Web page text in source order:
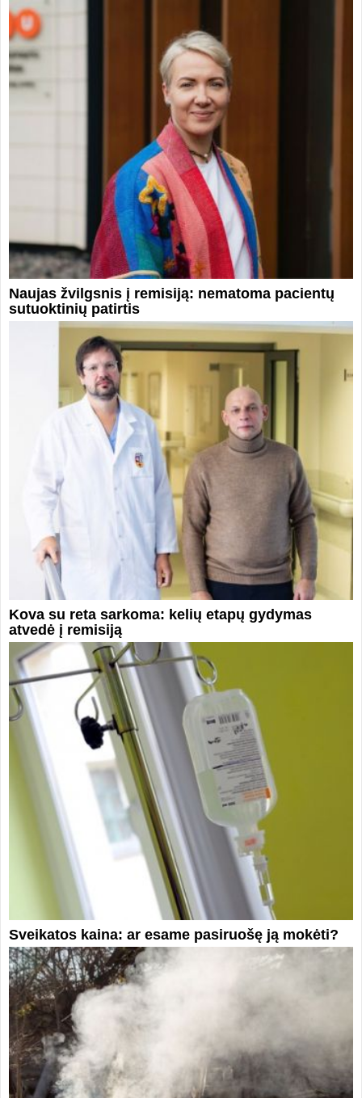
Naujas žvilgsnis į remisiją: nematoma pacientų
sutuoktinių patirtis
Kova su reta sarkoma: kelių etapų gydymas
atvedė į remisiją
Sveikatos kaina: ar esame pasiruošę ją mokėti?